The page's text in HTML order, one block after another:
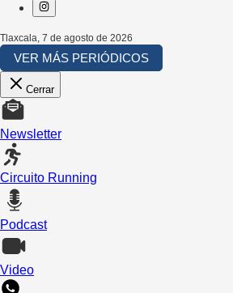
Tlaxcala 7 de agosto de 2026
VER MÁS PERIÓDICOS
Cerrar
Newsletter
Circuito Running
Podcast
Video